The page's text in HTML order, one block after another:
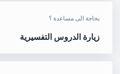
بحاجة الى مساعدة ؟
زيارة الدروس التفسيرية